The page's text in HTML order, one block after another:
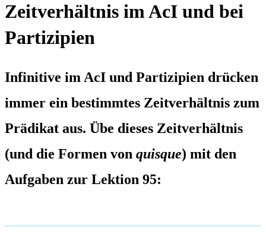
Zeitverhältnis im AcI und bei
Partizipien
Infinitive im AcI und Partizipien drücken
immer ein bestimmtes Zeitverhältnis zum
Prädikat aus. Übe dieses Zeitverhältnis
(und die Formen von quisque) mit den
Aufgaben zur Lektion 95: